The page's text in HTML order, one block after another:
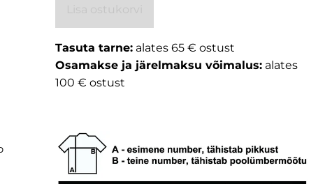
Tasuta tarne: alates 65 € ostust
Osamakse ja järelmaksu võimalus: alates
100 € ostust